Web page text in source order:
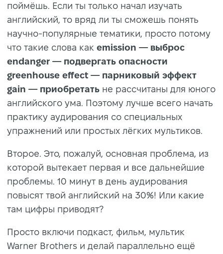
поймёшь. Если ты только начал изучать
английский, то вряд ли ты сможешь понять
научно-популярные тематики, просто потому
что такие слова как emission — выброс
endanger — подвергать опасности
greenhouse effect — парниковый эффект
gain — приобретать не рассчитаны для юного
английского ума. Поэтому лучше всего начать
практику аудирования со специальных
упражнений или простых лёгких мультиков.
Второе. Это, пожалуй, основная проблема, из
которой вытекает первая и все дальнейшие
проблемы. 10 минут в день аудирования
повысят твой английский на 30%! Или какие
там цифры приводят?
Просто включи подкаст, фильм, мультик
Warner Brothers и делай параллельно ещё